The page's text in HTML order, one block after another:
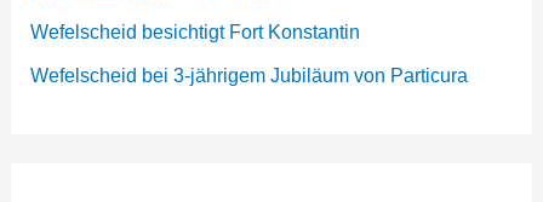
Wefelscheid besichtigt Fort Konstantin
Wefelscheid bei 3-jährigem Jubiläum von Particura